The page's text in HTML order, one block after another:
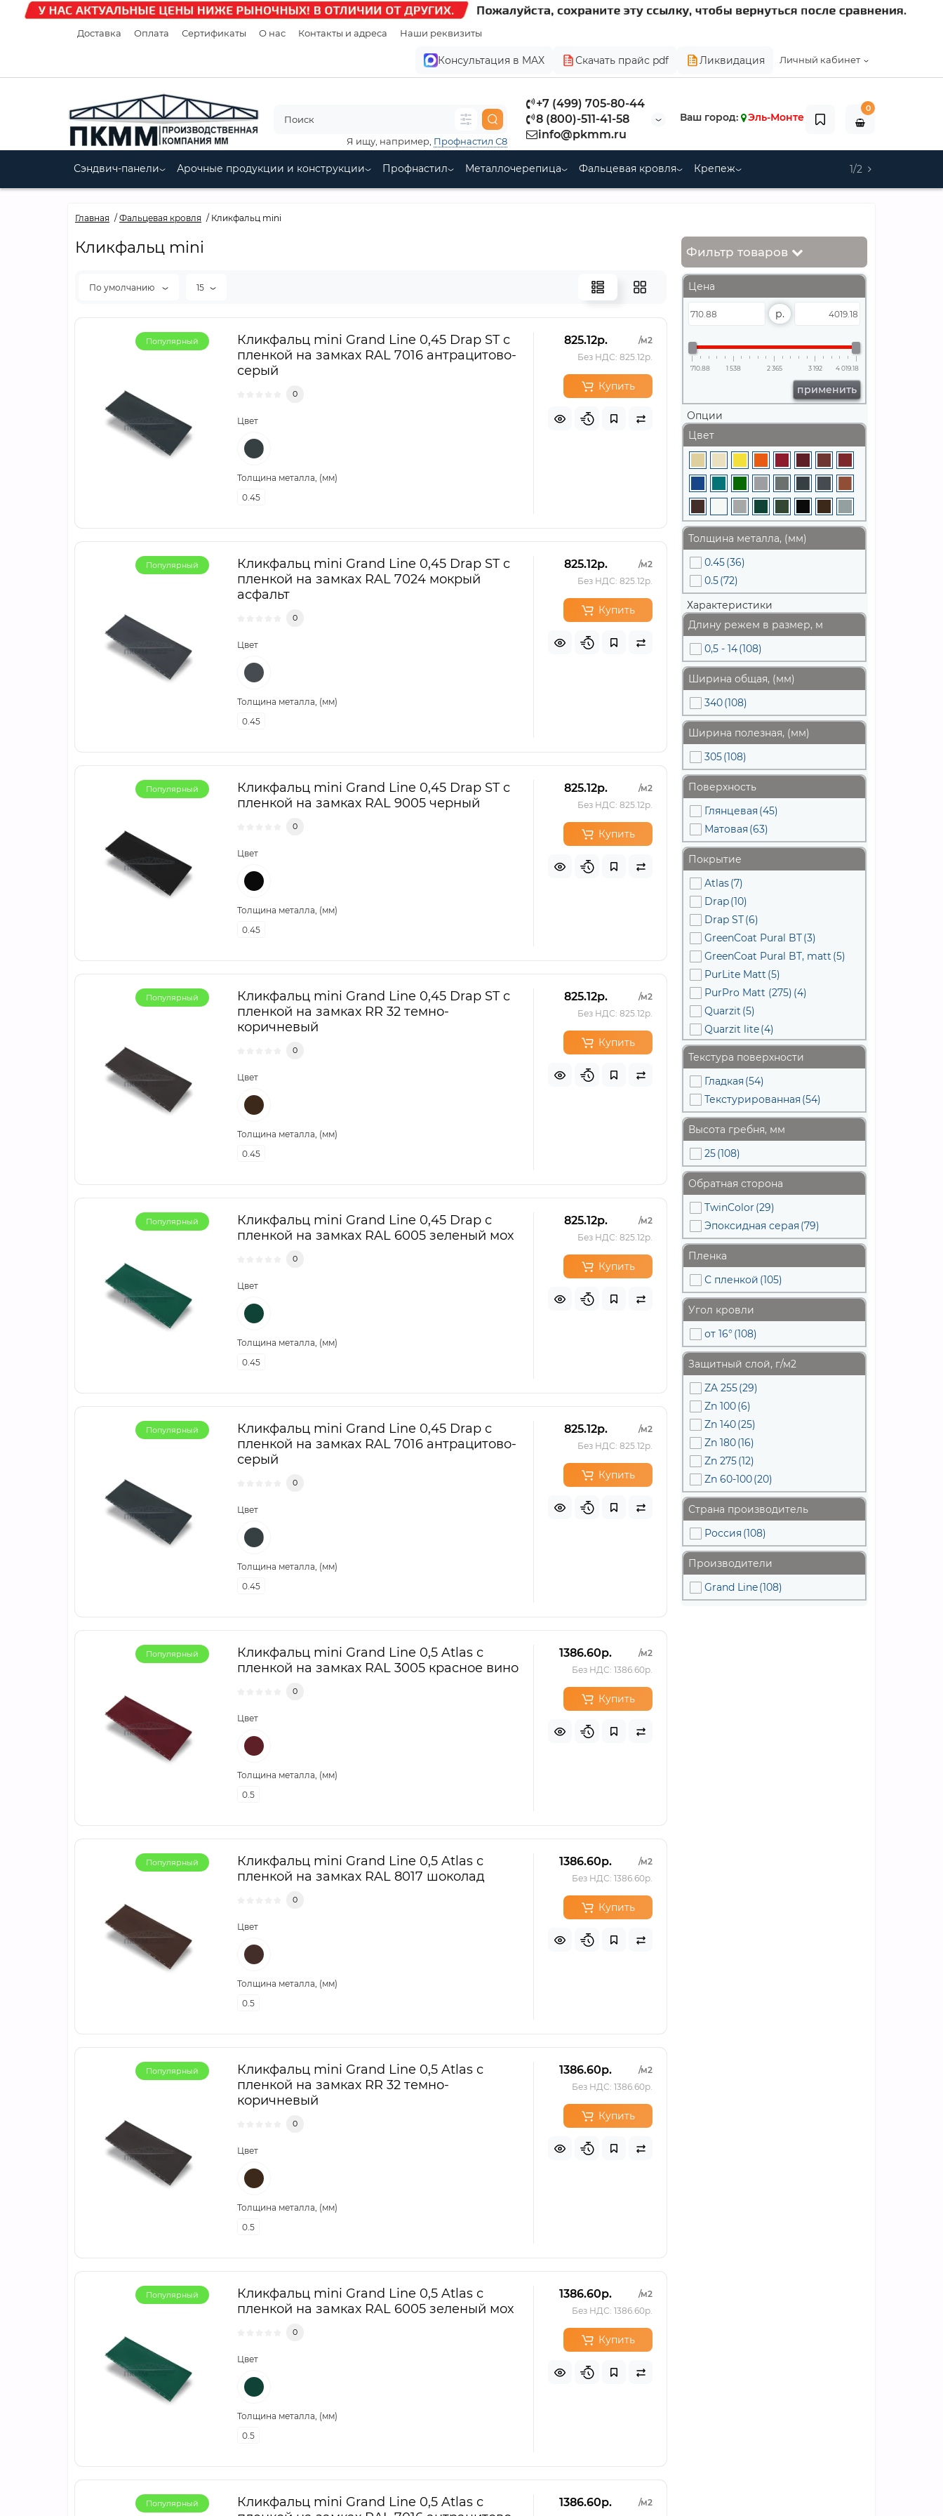
Доставка Оплата Сертификаты О нас Контакты и адреса Наши реквизиты
Личный кабинет
Консультация в MAX Скачать прайс pdf Ликвидация
+7 (499) 705-80-44
8 (800)-511-41-58
info@pkmm.ru
Я ищу, например, Профнастил С8
Ваш город: Эль-Монте
0
Сэндвич-панели Арочные продукции и конструкции Профнастил Металлочерепица Фальцевая кровля Крепеж 1/2
Главная Фальцевая кровля Кликфальц mini
Кликфальц mini
По умолчанию 15
Популярный
Кликфальц mini Grand Line 0,45 Drap ST с
пленкой на замках RAL 7016 антрацитово-
серый
Цвет
Толщина металла, (мм)
0.45
0
825.12р.
/м2
Без НДС: 825.12р.
Купить
Популярный
Кликфальц mini Grand Line 0,45 Drap ST с
пленкой на замках RAL 7024 мокрый
асфальт
Цвет
Толщина металла, (мм)
0.45
0
825.12р.
/м2
Без НДС: 825.12р.
Купить
Популярный
Кликфальц mini Grand Line 0,45 Drap ST с
пленкой на замках RAL 9005 черный
Цвет
Толщина металла, (мм)
0.45
0
825.12р.
/м2
Без НДС: 825.12р.
Купить
Популярный
Кликфальц mini Grand Line 0,45 Drap ST с
пленкой на замках RR 32 темно-
коричневый
Цвет
Толщина металла, (мм)
0.45
0
825.12р.
/м2
Без НДС: 825.12р.
Купить
Популярный
Кликфальц mini Grand Line 0,45 Drap с
пленкой на замках RAL 6005 зеленый мох
Цвет
Толщина металла, (мм)
0.45
0
825.12р.
/м2
Без НДС: 825.12р.
Купить
Популярный
Кликфальц mini Grand Line 0,45 Drap с
пленкой на замках RAL 7016 антрацитово-
серый
Цвет
Толщина металла, (мм)
0.45
0
825.12р.
/м2
Без НДС: 825.12р.
Купить
Популярный
Кликфальц mini Grand Line 0,5 Atlas с
пленкой на замках RAL 3005 красное вино
Цвет
Толщина металла, (мм)
0.5
0
1386.60р.
/м2
Без НДС: 1386.60р.
Купить
Популярный
Кликфальц mini Grand Line 0,5 Atlas с
пленкой на замках RAL 8017 шоколад
Цвет
Толщина металла, (мм)
0.5
0
1386.60р.
/м2
Без НДС: 1386.60р.
Купить
Популярный
Кликфальц mini Grand Line 0,5 Atlas с
пленкой на замках RR 32 темно-
коричневый
Цвет
Толщина металла, (мм)
0.5
0
1386.60р.
/м2
Без НДС: 1386.60р.
Купить
Популярный
Кликфальц mini Grand Line 0,5 Atlas с
пленкой на замках RAL 6005 зеленый мох
Цвет
Толщина металла, (мм)
0.5
0
1386.60р.
/м2
Без НДС: 1386.60р.
Купить
Популярный
Кликфальц mini Grand Line 0,5 Atlas с
1386.60р.
/м2
Фильтр товаров
Цена
р.
710.88 1 538 2 365 3 192 4 019.18
применить
Опции
Цвет
Толщина металла, (мм)
0.45(36)
0.5(72)
Характеристики
Длину режем в размер, м
0,5 - 14(108)
Ширина общая, (мм)
340(108)
Ширина полезная, (мм)
305(108)
Поверхность
Глянцевая (45)
Матовая (63)
Покрытие
Atlas(7)
Drap(10)
Drap ST(6)
GreenCoat Pural BT(3)
GreenCoat Pural BT, matt (5)
PurLite Matt (5)
PurPro Matt (275) (4)
Quarzit (5)
Quarzit lite(4)
Quarzit PRO Matt(4)
Rooftop Matte(5)
Satin(15)
Satin Matt(6)
Velur(9)
Полиэстер(20)
Текстура поверхности
Гладкая (54)
Текстурированная (54)
Высота гребня, мм
25(108)
Обратная сторона
TwinColor (29)
Эпоксидная серая (79)
Пленка
С пленкой (105)
Угол кровли
от 16°(108)
Защитный слой, г/м2
ZA 255(29)
Zn 100(6)
Zn 140(25)
Zn 180(16)
Zn 275(12)
Zn 60-100(20)
Страна производитель
Россия (108)
Производители
Grand Line(108)